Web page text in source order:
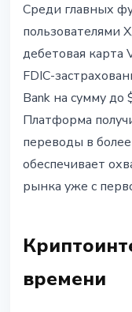
Среди главных
пользователями
дебетовая карта
FDIC-
Bank на сумму до
Платформа
переводы в
обеспечивает
рынка уже с
времени